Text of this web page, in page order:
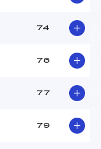
74
76
77
79